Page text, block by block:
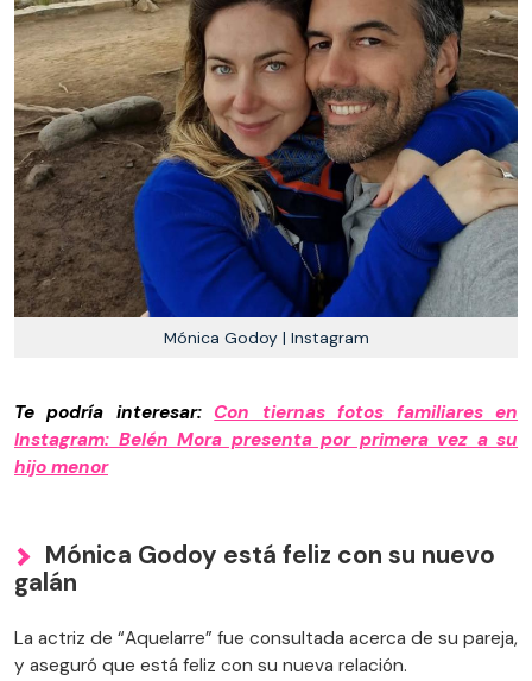
Mónica Godoy | Instagram
Te podría interesar: Con tiernas fotos familiares en
Instagram: Belén Mora presenta por primera vez a su
hijo menor
Mónica Godoy está feliz con su nuevo
galán
La actriz de “Aquelarre” fue consultada acerca de su pareja,
y aseguró que está feliz con su nueva relación.